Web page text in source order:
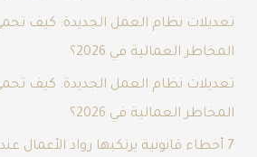
تعديلات نظام العمل الجديدة: كيف
المخاطر العمالية في 2026؟
تعديلات نظام العمل الجديدة: كيف
المخاطر العمالية في 2026؟
7 أخطاء قانونية يرتكبها رواد الأعمال